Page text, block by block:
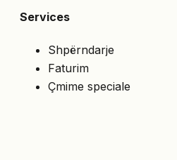
Services
Shpërndarje
Faturim
Çmime speciale